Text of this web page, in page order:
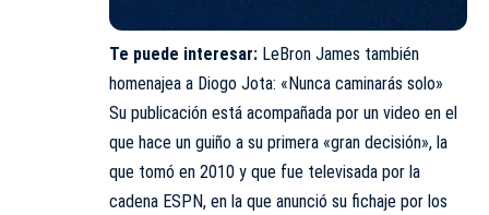
Te puede interesar: LeBron James también
homenajea a Diogo Jota: «Nunca caminarás solo»
Su publicación está acompañada por un video en el
que hace un guiño a su primera «gran decisión», la
que tomó en 2010 y que fue televisada por la
cadena ESPN, en la que anunció su fichaje por los